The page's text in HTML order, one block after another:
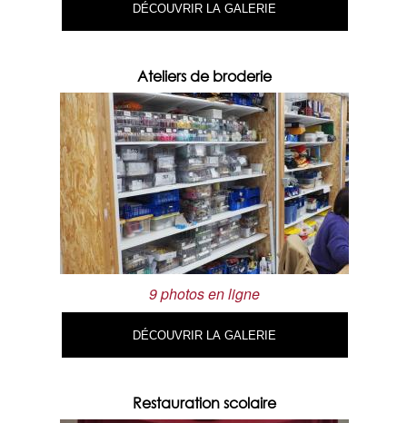
DÉCOUVRIR LA GALERIE
Ateliers de broderie
9 photos en ligne
DÉCOUVRIR LA GALERIE
Restauration scolaire